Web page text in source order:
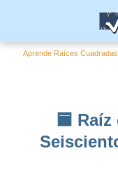
Aprende Raíces Cuadradas
🟦